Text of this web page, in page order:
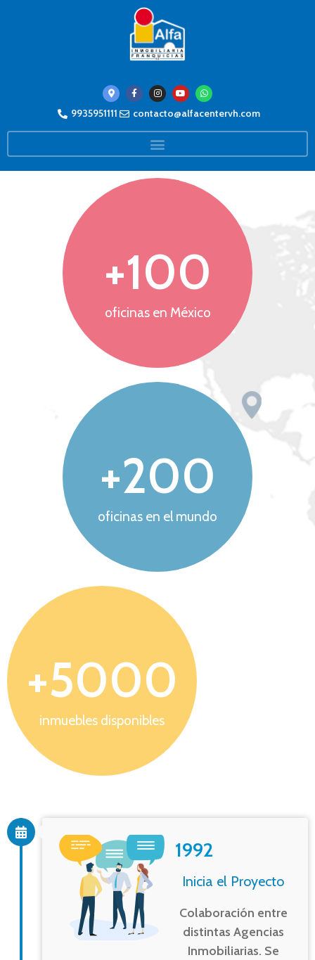
9935951111 contacto@alfacentervh.com
oficinas en México
+100
oficinas en el mundo
+200
inmuebles disponibles
+5000
1992
Inicia el Proyecto
Colaboración entre
distintas Agencias
Inmobiliarias. Se